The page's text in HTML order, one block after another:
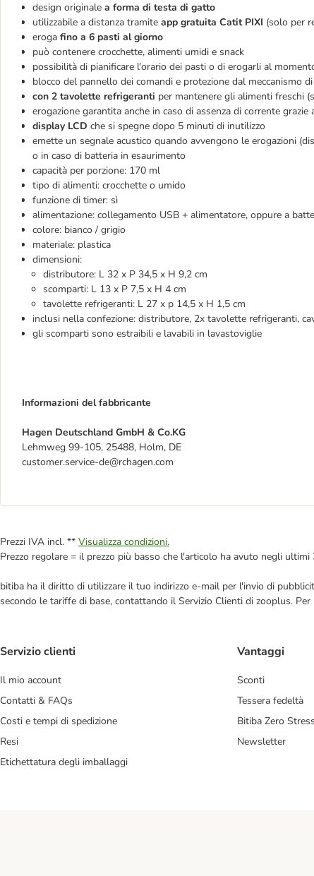
design originale a forma di testa di gatto
utilizzabile a distanza tramite app gratuita Catit PIXI (solo per
eroga fino a 6 pasti al giorno
può contenere crocchette, alimenti umidi e snack
possibilità di pianificare l'orario dei pasti o di erogarli al
blocco del pannello dei comandi e protezione dal meccanismo
con 2 tavolette refrigeranti per mantenere gli alimenti freschi
erogazione garantita anche in caso di assenza di corrente grazie
display LCD che si spegne dopo 5 minuti di inutilizzo
emette un segnale acustico quando avvengono le erogazioni
o in caso di batteria in esaurimento
capacità per porzione: 170 ml
tipo di alimenti: crocchette o umido
funzione di timer: sì
alimentazione: collegamento USB + alimentatore, oppure a
colore: bianco / grigio
materiale: plastica
dimensioni:
distributore: L 32 x P 34,5 x H 9,2 cm
scomparti: L 13 x P 7,5 x H 4 cm
tavolette refrigeranti: L 27 x p 14,5 x H 1,5 cm
inclusi nella confezione: distributore, 2x tavolette refrigeranti,
gli scomparti sono estraibili e lavabili in lavastoviglie
Informazioni del fabbricante
Hagen Deutschland GmbH & Co.KG
Lehmweg 99-105, 25488, Holm, DE
customer.service-de@rchagen.com
Prezzi IVA incl. ** Visualizza condizioni.
Prezzo regolare = il prezzo più basso che l'articolo ha avuto negli ultimi
bitiba ha il diritto di utilizzare il tuo indirizzo e-mail per l'invio di
secondo le tariffe di base, contattando il Servizio Clienti di zooplus.
Servizio clienti
Il mio account
Contatti & FAQs
Costi e tempi di spedizione
Resi
Etichettatura degli imballaggi
Vantaggi
Sconti
Tessera fedeltà
Bitiba Zero Stress
Newsletter